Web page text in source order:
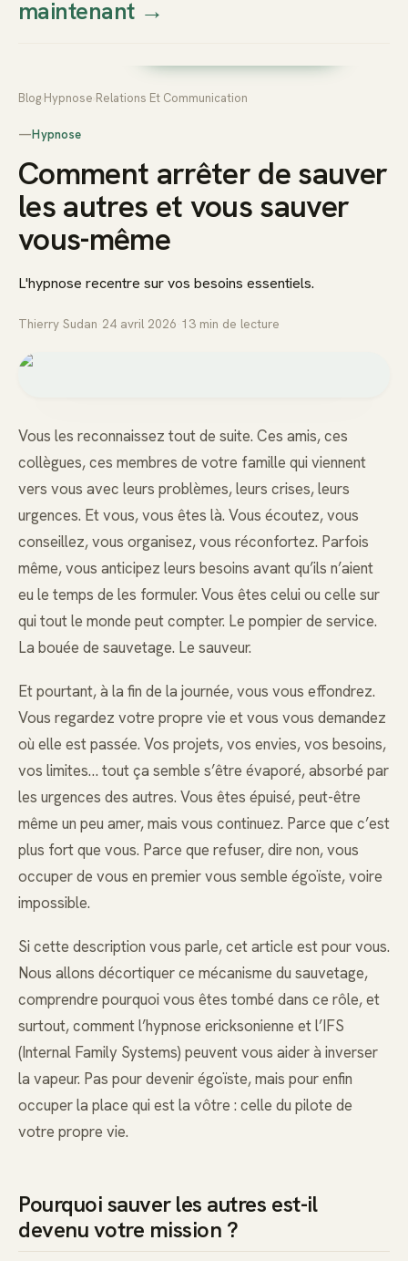
Thierry
Prendre rendez-vous dès
maintenant→
Blog Hypnose Relations Et Communication
—Hypnose
Comment arrêter de sauver
les autres et vous sauver
vous-même
L'hypnose recentre sur vos besoins essentiels.
Thierry Sudan 24 avril 2026 13 min de lecture
Vous les reconnaissez tout de suite. Ces amis, ces
collègues, ces membres de votre famille qui viennent
vers vous avec leurs problèmes, leurs crises, leurs
urgences. Et vous, vous êtes là. Vous écoutez, vous
conseillez, vous organisez, vous réconfortez. Parfois
même, vous anticipez leurs besoins avant qu’ils n’aient
eu le temps de les formuler. Vous êtes celui ou celle sur
qui tout le monde peut compter. Le pompier de service.
La bouée de sauvetage. Le sauveur.
Et pourtant, à la fin de la journée, vous vous effondrez.
Vous regardez votre propre vie et vous vous demandez
où elle est passée. Vos projets, vos envies, vos besoins,
vos limites… tout ça semble s’être évaporé, absorbé par
les urgences des autres. Vous êtes épuisé, peut-être
même un peu amer, mais vous continuez. Parce que c’est
plus fort que vous. Parce que refuser, dire non, vous
occuper de vous en premier vous semble égoïste, voire
impossible.
Si cette description vous parle, cet article est pour vous.
Nous allons décortiquer ce mécanisme du sauvetage,
comprendre pourquoi vous êtes tombé dans ce rôle, et
surtout, comment l’hypnose ericksonienne et l’IFS
(Internal Family Systems) peuvent vous aider à inverser
la vapeur. Pas pour devenir égoïste, mais pour enfin
occuper la place qui est la vôtre : celle du pilote de
votre propre vie.
Pourquoi sauver les autres est-il
devenu votre mission ?